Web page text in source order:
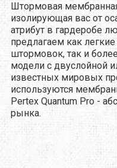
Штормовая
изолирующая вас от
атрибут в гардеробе
предлагаем как
штормовок, так и
модели с двуслойной
известных мировых
используются
Pertex Quantum Pro -
рынка.